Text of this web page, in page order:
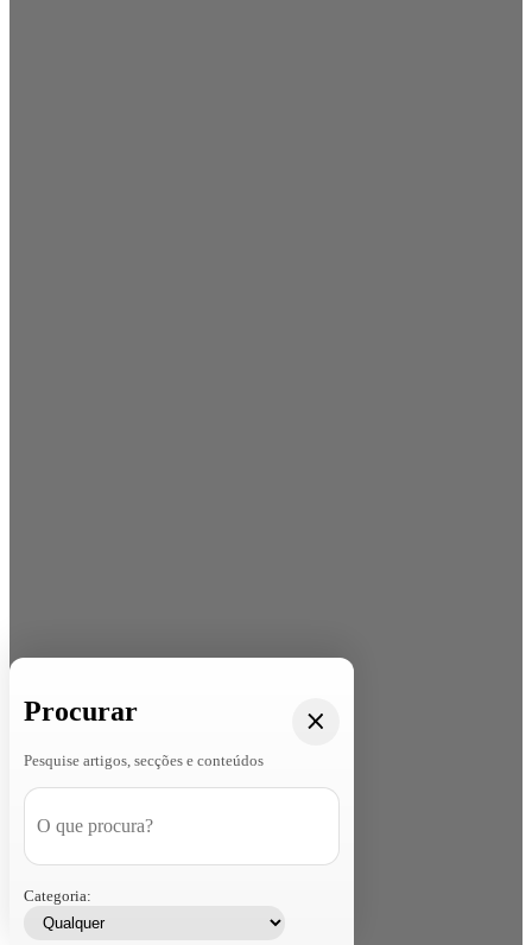
Procurar
Pesquise artigos, secções e conteúdos
Categoria: